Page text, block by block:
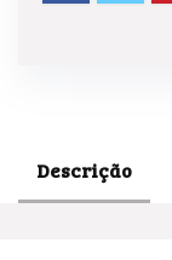
Descrição